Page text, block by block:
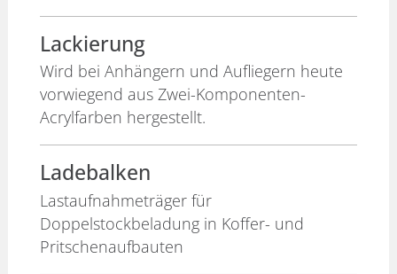
Lackierung
Wird bei Anhängern und Aufliegern heute
vorwiegend aus Zwei-Komponenten-
Acrylfarben hergestellt.
Ladebalken
Lastaufnahmeträger für
Doppelstockbeladung in Koffer- und
Pritschenaufbauten